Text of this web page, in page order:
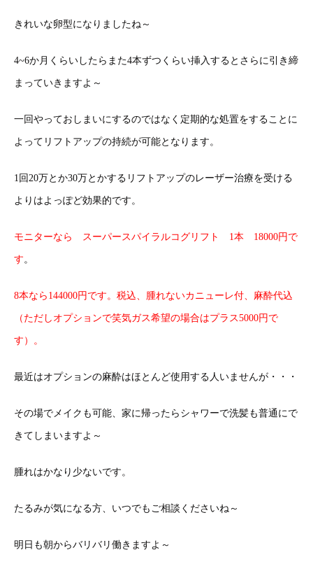
きれいな卵型になりましたね～
4~6か月くらいしたらまた4本ずつくらい挿入するとさらに引き締
まっていきますよ～
一回やっておしまいにするのではなく定期的な処置をすることに
よってリフトアップの持続が可能となります。
1回20万とか30万とかするリフトアップのレーザー治療を受ける
よりはよっぽど効果的です。
モニターなら スーパースパイラルコグリフト 1本 18000円で
す。
8本なら144000円です。税込、腫れないカニューレ付、麻酔代込
（ただしオプションで笑気ガス希望の場合はプラス5000円で
す）。
最近はオプションの麻酔はほとんど使用する人いませんが・・・
その場でメイクも可能、家に帰ったらシャワーで洗髪も普通にで
きてしまいますよ～
腫れはかなり少ないです。
たるみが気になる方、いつでもご相談くださいね～
明日も朝からバリバリ働きますよ～